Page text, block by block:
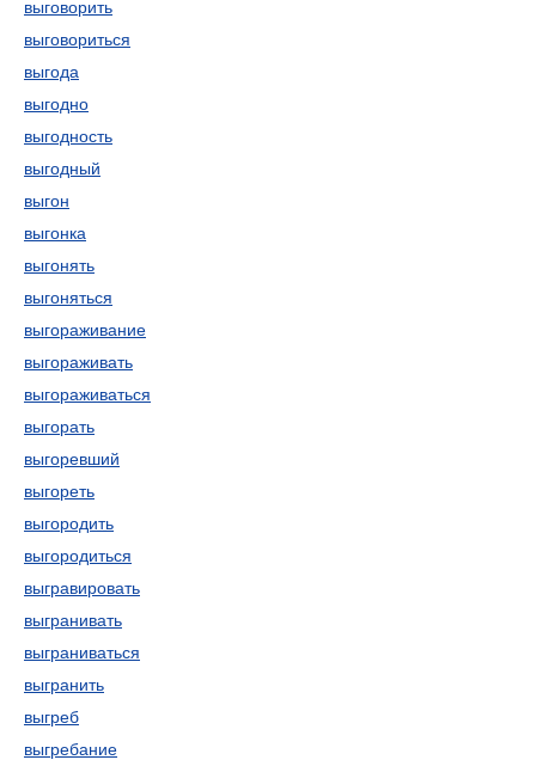
выговорить
выговориться
выгода
выгодно
выгодность
выгодный
выгон
выгонка
выгонять
выгоняться
выгораживание
выгораживать
выгораживаться
выгорать
выгоревший
выгореть
выгородить
выгородиться
выгравировать
выгранивать
выграниваться
выгранить
выгреб
выгребание